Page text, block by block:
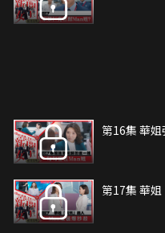
第16集 華
第17集 華